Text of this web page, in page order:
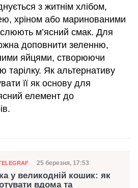
з житнім хлібом,
хріном або маринованими
м’ясний смак. Для
доповнити зеленню,
яйцями, створюючи
тарілку. Як альтернативу
її як основу для
елемент до
Дата публікації
25 березня, 17:53
у великодній кошик: як
вдома та